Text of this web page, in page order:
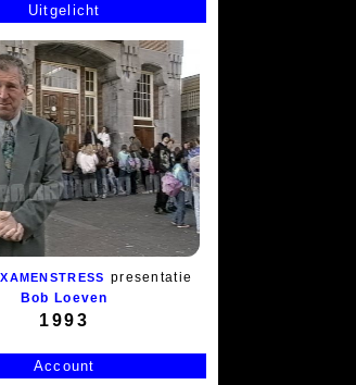
Uitgelicht
presentatie
Bob Loeven
1993
Account